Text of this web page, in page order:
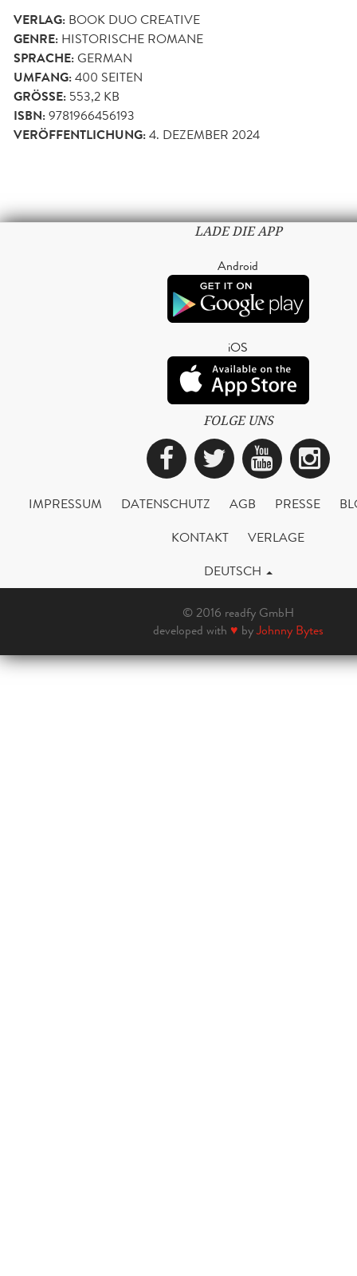
VERLAG: BOOK DUO CREATIVE
GENRE: HISTORISCHE ROMANE
SPRACHE:GERMAN
UMFANG:400 SEITEN
GRÖSSE: 553,2 KB
ISBN:9781966456193
VERÖFFENTLICHUNG:4. DEZEMBER 2024
LADE DIE APP
Android
iOS
FOLGE UNS
Facebook
Twitter
IMPRESSUM DATENSCHUTZ AGB PRESSE
KONTAKT
VERLAGE
DEUTSCH
© 2016 readfy GmbH
developed with ♥ byJohnny Bytes